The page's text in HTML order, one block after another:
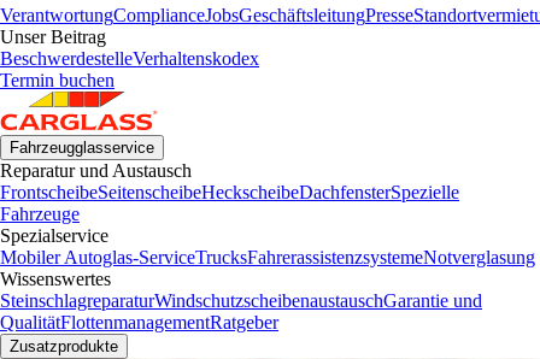
VerantwortungComplianceJobsGeschäftsleitungPresse
Unser Beitrag
BeschwerdestelleVerhaltenskodex
Termin buchen
Fahrzeugglasservice
Reparatur und Austausch
FrontscheibeSeitenscheibeHeckscheibeDachfensterSpezielle
Fahrzeuge
Spezialservice
Mobiler Autoglas-ServiceTrucksFahrerassistenzsystemeNotverglasung
Wissenswertes
SteinschlagreparaturWindschutzscheibenaustauschGarantie und
QualitätFlottenmanagementRatgeber
Zusatzprodukte